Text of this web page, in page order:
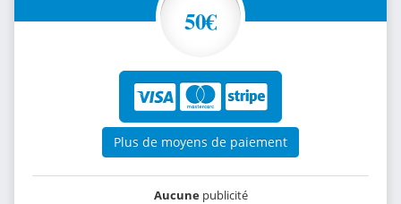
50€
Plus de moyens de paiement
Aucunepublicité